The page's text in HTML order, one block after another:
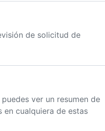
de solicitud de
ver un resumen de
en cualquiera de estas